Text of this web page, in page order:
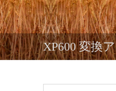
XP600 変換